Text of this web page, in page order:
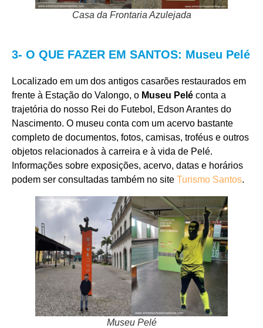
Casa da Frontaria Azulejada
3- O QUE FAZER EM SANTOS: Museu Pelé
Localizado em um dos antigos casarões restaurados em
frente à Estação do Valongo, o Museu Pelé conta a
trajetória do nosso Rei do Futebol, Edson Arantes do
Nascimento. O museu conta com um acervo bastante
completo de documentos, fotos, camisas, troféus e outros
objetos relacionados à carreira e à vida de Pelé.
Informações sobre exposições, acervo, datas e horários
podem ser consultadas também no site Turismo Santos.
Museu Pelé